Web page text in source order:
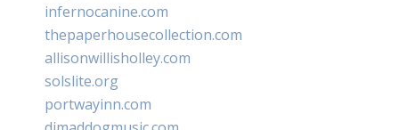
infernocanine.com
thepaperhousecollection.com
allisonwillisholley.com
solslite.org
portwayinn.com